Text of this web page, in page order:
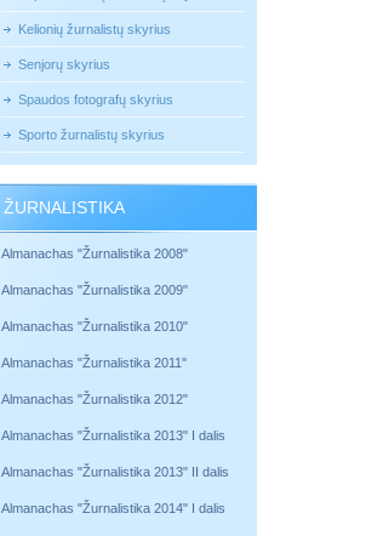
Kelionių žurnalistų skyrius
Senjorų skyrius
Spaudos fotografų skyrius
Sporto žurnalistų skyrius
ŽURNALISTIKA
Almanachas "Žurnalistika 2008"
Almanachas "Žurnalistika 2009"
Almanachas "Žurnalistika 2010"
Almanachas "Žurnalistika 2011"
Almanachas "Žurnalistika 2012"
Almanachas "Žurnalistika 2013" I dalis
Almanachas "Žurnalistika 2013" II dalis
Almanachas "Žurnalistika 2014" I dalis